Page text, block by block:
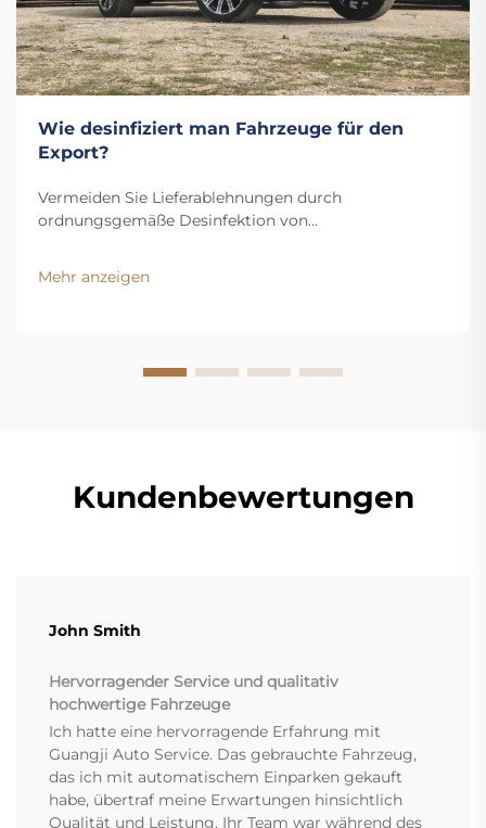
Wie desinfiziert man Fahrzeuge für den
Export?
Vermeiden Sie Lieferablehnungen durch
ordnungsgemäße Desinfektion von
Vorschriften, Risikobereiche und den schrittweisen
Sanitierungsprozess. Bleiben Sie konform – laden Sie
Mehr anzeigen
Kundenbewertungen
John Smith
Hervorragender Service und qualitativ
hochwertige Fahrzeuge
Ich hatte eine hervorragende Erfahrung mit
Guangji Auto Service. Das gebrauchte Fahrzeug,
das ich mit automatischem Einparken gekauft
habe, übertraf meine Erwartungen hinsichtlich
Qualität und Leistung. Ihr Team war während des